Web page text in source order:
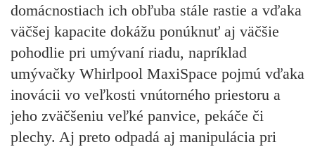
domácnostiach ich obľuba stále rastie a vďaka
väčšej kapacite dokážu ponúknuť aj väčšie
pohodlie pri umývaní riadu, napríklad
umývačky Whirlpool MaxiSpace pojmú vďaka
inovácii vo veľkosti vnútorného priestoru a
jeho zväčšeniu veľké panvice, pekáče či
plechy. Aj preto odpadá aj manipulácia pri